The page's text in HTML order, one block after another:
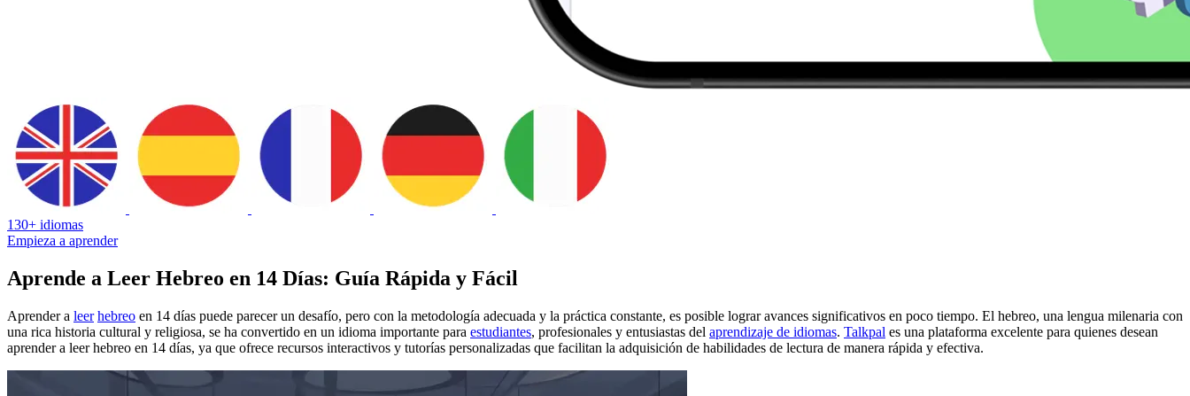
130+ idiomas
Empieza a aprender
Aprende a Leer Hebreo en 14 Días: Guía Rápida y Fácil
Aprender a leer hebreo en 14 días puede parecer un desafío, pero con la metodología adecuada y la práctica constante, es posible lograr avances significativos en poco tiempo. El hebreo, una lengua milenaria con
una rica historia cultural y religiosa, se ha convertido en un idioma importante para estudiantes, profesionales y entusiastas del aprendizaje de idiomas. Talkpal es una plataforma excelente para quienes desean
aprender a leer hebreo en 14 días, ya que ofrece recursos interactivos y tutorías personalizadas que facilitan la adquisición de habilidades de lectura de manera rápida y efectiva.